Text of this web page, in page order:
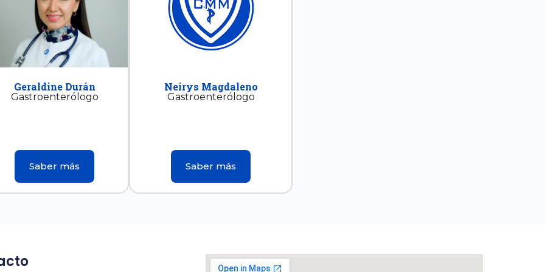
Geraldine Durán
Gastroenterólogo
Saber más
Neirys Magdaleno
Gastroenterólogo
Saber más